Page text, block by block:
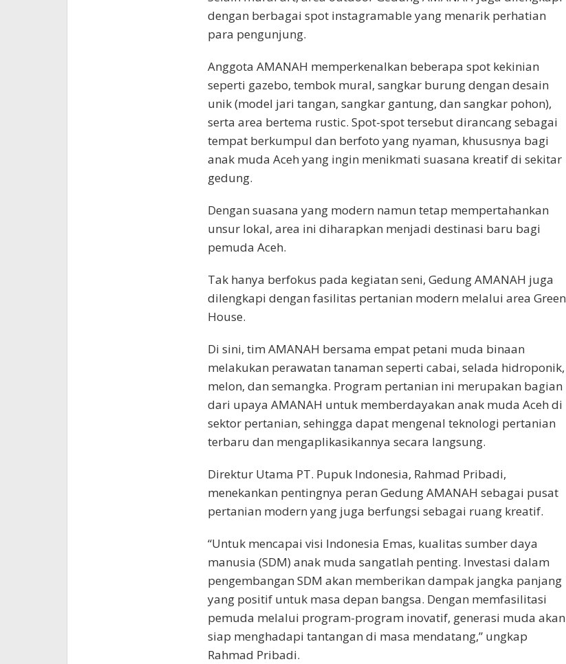
dengan berbagai spot instagramable yang menarik perhatian
para pengunjung.
Anggota AMANAH memperkenalkan beberapa spot kekinian
seperti gazebo, tembok mural, sangkar burung dengan desain
unik (model jari tangan, sangkar gantung, dan sangkar pohon),
serta area bertema rustic. Spot-spot tersebut dirancang sebagai
tempat berkumpul dan berfoto yang nyaman, khususnya bagi
anak muda Aceh yang ingin menikmati suasana kreatif di sekitar
gedung.
Dengan suasana yang modern namun tetap mempertahankan
unsur lokal, area ini diharapkan menjadi destinasi baru bagi
pemuda Aceh.
Tak hanya berfokus pada kegiatan seni, Gedung AMANAH juga
dilengkapi dengan fasilitas pertanian modern melalui area Green
House.
Di sini, tim AMANAH bersama empat petani muda binaan
melakukan perawatan tanaman seperti cabai, selada hidroponik,
melon, dan semangka. Program pertanian ini merupakan bagian
dari upaya AMANAH untuk memberdayakan anak muda Aceh di
sektor pertanian, sehingga dapat mengenal teknologi pertanian
terbaru dan mengaplikasikannya secara langsung.
Direktur Utama PT. Pupuk Indonesia, Rahmad Pribadi,
menekankan pentingnya peran Gedung AMANAH sebagai pusat
pertanian modern yang juga berfungsi sebagai ruang kreatif.
“Untuk mencapai visi Indonesia Emas, kualitas sumber daya
manusia (SDM) anak muda sangatlah penting. Investasi dalam
pengembangan SDM akan memberikan dampak jangka panjang
yang positif untuk masa depan bangsa. Dengan memfasilitasi
pemuda melalui program-program inovatif, generasi muda akan
siap menghadapi tantangan di masa mendatang,” ungkap
Rahmad Pribadi.